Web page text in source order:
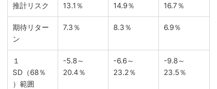
推計リスク 13.1％ 14.9％ 16.7％
期待リター
ン
7.3％ 8.3％ 6.9％
１
SD（68％
）範囲
-5.8～
20.4％
-6.6～
23.2％
-9.8～
23.5％